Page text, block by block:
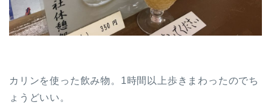
カリンを使った飲み物。1時間以上歩きまわったのでち
ょうどいい。